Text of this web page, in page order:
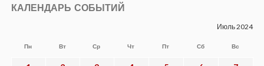
КАЛЕНДАРЬ СОБЫТИЙ
Июль 2024
Пн Вт Ср Чт Пт Сб Вс